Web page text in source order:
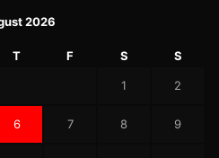
2026
T F S S
1 2
6 7 8 9